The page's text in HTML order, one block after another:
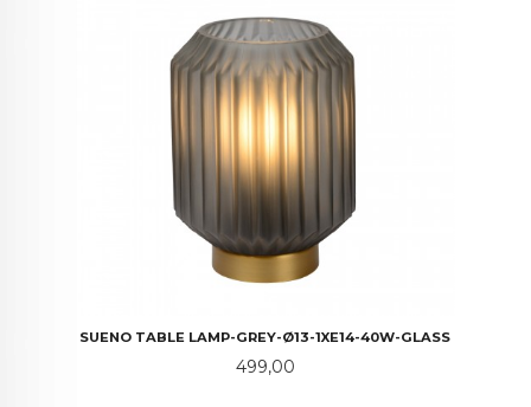
SUENO TABLE LAMP-GREY-Ø13-1XE14-40W-GLASS
Pris
499,00